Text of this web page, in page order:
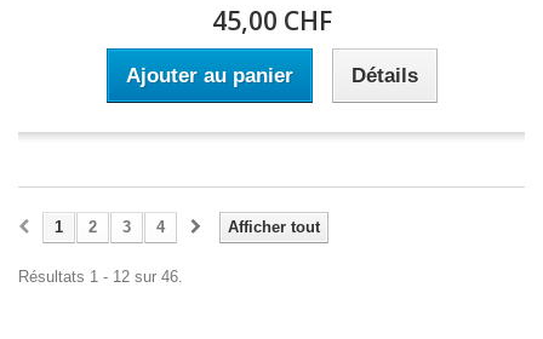
45,00 CHF
Ajouter au panier Détails
Afficher tout
1 2 3 4
Résultats 1 - 12 sur 46.